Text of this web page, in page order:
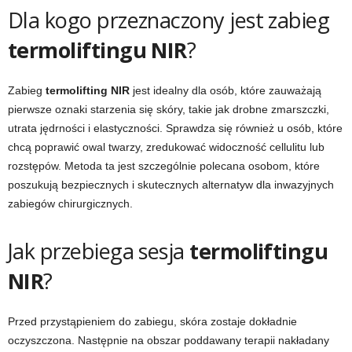
Dla kogo przeznaczony jest zabieg
termoliftingu NIR?
Zabieg termolifting NIR jest idealny dla osób, które zauważają
pierwsze oznaki starzenia się skóry, takie jak drobne zmarszczki,
utrata jędrności i elastyczności. Sprawdza się również u osób, które
chcą poprawić owal twarzy, zredukować widoczność cellulitu lub
rozstępów. Metoda ta jest szczególnie polecana osobom, które
poszukują bezpiecznych i skutecznych alternatyw dla inwazyjnych
zabiegów chirurgicznych.
Jak przebiega sesja termoliftingu
NIR?
Przed przystąpieniem do zabiegu, skóra zostaje dokładnie
oczyszczona. Następnie na obszar poddawany terapii nakładany